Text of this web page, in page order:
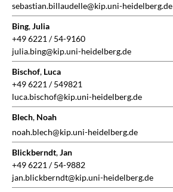
sebastian.billaudelle@kip.uni-heidelberg.de
Bing,Julia
+49 6221 / 54-9160
julia.bing@kip.uni-heidelberg.de
Bischof, Luca
+49 6221 / 549821
luca.bischof@kip.uni-heidelberg.de
Blech, Noah
noah.blech@kip.uni-heidelberg.de
Blickberndt,Jan
+49 6221 / 54-9882
jan.blickberndt@kip.uni-heidelberg.de